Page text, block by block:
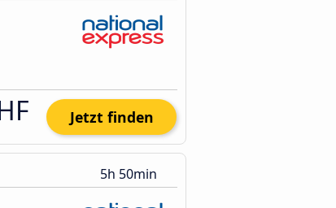
Jetzt finden
5h 50min